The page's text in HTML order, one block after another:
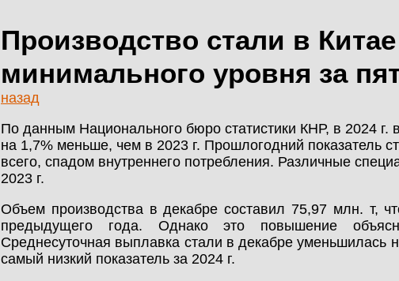
КАРКАСЫ
МЕТАЛЛОКОНСТРУКЦИЙ
КАЛЬКУЛЯТОР
ЗДАНИЙ
КАЧЕСТВО
МОНТАЖ
КОНТАКТЫ
ЛИЧНЫЙ КАБИНЕТ
КЛИЕНТА
Производство стали в
минимального уровня за
назад
По данным Национального бюро статистики КНР, в 2024
на 1,7% меньше, чем в 2023 г. Прошлогодний показатель
всего, спадом внутреннего потребления. Различные
2023 г.
Объем производства в декабре составил 75,97 млн. т,
предыдущего года. Однако это повышение
Среднесуточная выплавка стали в декабре
самый низкий показатель за 2024 г.